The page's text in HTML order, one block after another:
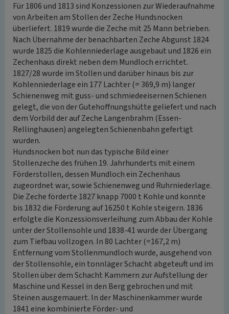
Für 1806 und 1813 sind Konzessionen zur Wiederaufnahme
von Arbeiten am Stollen der Zeche Hundsnocken
überliefert. 1819 wurde die Zeche mit 25 Mann betrieben.
Nach Übernahme der benachbarten Zeche Abgunst 1824
wurde 1825 die Kohlenniederlage ausgebaut und 1826 ein
Zechenhaus direkt neben dem Mundloch errichtet.
1827/28 wurde im Stollen und darüber hinaus bis zur
Kohlenniederlage ein 177 Lachter (= 369,9 m) langer
Schienenweg mit guss- und schmiedeeisernen Schienen
gelegt, die von der Gutehoffnungshütte geliefert und nach
dem Vorbild der auf Zeche Langenbrahm (Essen-
Rellinghausen) angelegten Schienenbahn gefertigt
wurden.
Hundsnocken bot nun das typische Bild einer
Stollenzeche des frühen 19. Jahrhunderts mit einem
Förderstollen, dessen Mundloch ein Zechenhaus
zugeordnet war, sowie Schienenweg und Ruhrniederlage.
Die Zeche förderte 1827 knapp 7000 t Kohle und konnte
bis 1832 die Förderung auf 16250 t Kohle steigern. 1836
erfolgte die Konzessionsverleihung zum Abbau der Kohle
unter der Stollensohle und 1838-41 wurde der Übergang
zum Tiefbau vollzogen. In 80 Lachter (=167,2 m)
Entfernung vom Stollenmundloch wurde, ausgehend von
der Stollensohle, ein tonnläger Schacht abgeteuft und im
Stollen über dem Schacht Kammern zur Aufstellung der
Maschine und Kessel in den Berg gebrochen und mit
Steinen ausgemauert. In der Maschinenkammer wurde
1841 eine kombinierte Förder- und